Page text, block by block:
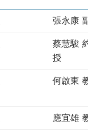
張永康
蔡慧駿
授
何啟東
應宜雄